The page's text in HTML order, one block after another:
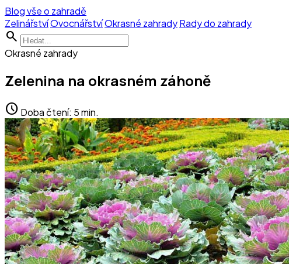
Blog vše o zahradě
ZelinářstvíOvocnářstvíOkrasné zahradyRady do zahrady
search
Okrasné zahrady
Zelenina na okrasném záhoně
schedule Doba čtení: 5 min.